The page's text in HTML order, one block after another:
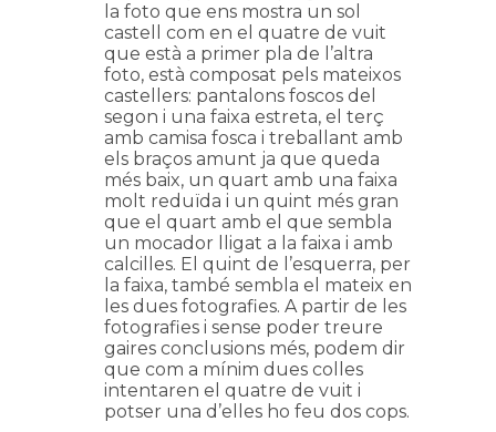
la foto que ens mostra un sol
castell com en el quatre de vuit
que està a primer pla de l’altra
foto, està composat pels mateixos
castellers: pantalons foscos del
segon i una faixa estreta, el terç
amb camisa fosca i treballant amb
els braços amunt ja que queda
més baix, un quart amb una faixa
molt reduïda i un quint més gran
que el quart amb el que sembla
un mocador lligat a la faixa i amb
calcilles. El quint de l’esquerra, per
la faixa, també sembla el mateix en
les dues fotografies. A partir de les
fotografies i sense poder treure
gaires conclusions més, podem dir
que com a mínim dues colles
intentaren el quatre de vuit i
potser una d’elles ho feu dos cops.